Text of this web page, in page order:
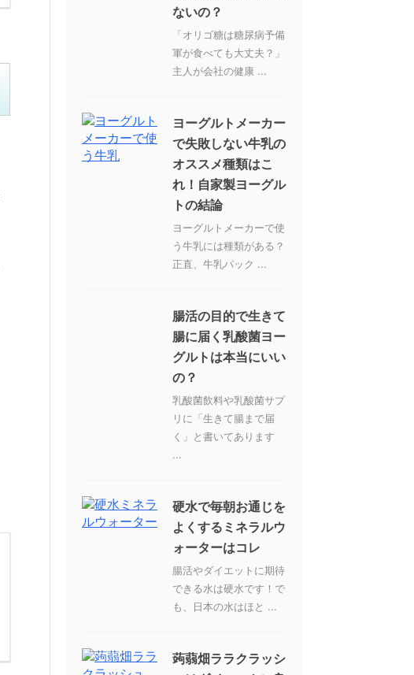
ないの？
「オリゴ糖は糖尿病予備
軍が食べても大丈夫？」
主人が会社の健康 ...
ヨーグルトメーカー
で失敗しない牛乳の
オススメ種類はこ
れ！自家製ヨーグル
トの結論
ヨーグルトメーカーで使
う牛乳には種類がある？
正直、牛乳パック ...
腸活の目的で生きて
腸に届く乳酸菌ヨー
グルトは本当にいい
の？
乳酸菌飲料や乳酸菌サプ
リに「生きて腸まで届
く」と書いてあります
...
硬水で毎朝お通じを
よくするミネラルウ
ォーターはコレ
腸活やダイエットに期待
できる水は硬水です！で
も、日本の水はほと ...
蒟蒻畑ララクラッシ